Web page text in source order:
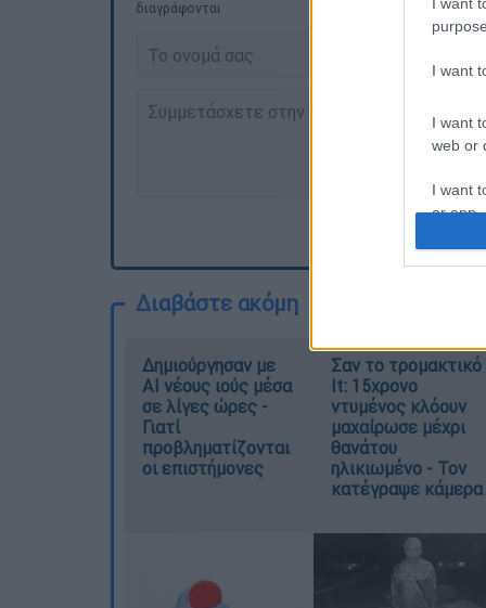
I want
I want
I want
web or
I want
or app.
I want
διαγράφονται
Διαβάστε ακόμη
Δημιούργησαν με
AI νέους ιούς μέσα
σε λίγες ώρες -
Γιατί
προβληματίζονται
οι επιστήμονες
Σαν το τρομακτικό
It: 15χρονο
ντυμένος κλόουν
μαχαίρωσε μέχρι
θανάτου
ηλικιωμένο - Τον
κατέγραψε κάμερα